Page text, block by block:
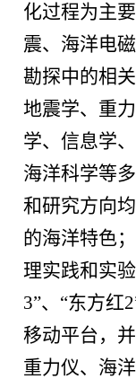
化过程为主
震、海洋电
勘探中的相
地震学、重
学、信息学
海洋科学等
和研究方向
的海洋特色
理实践和实
3”、“东方红2
移动平台，
重力仪、海